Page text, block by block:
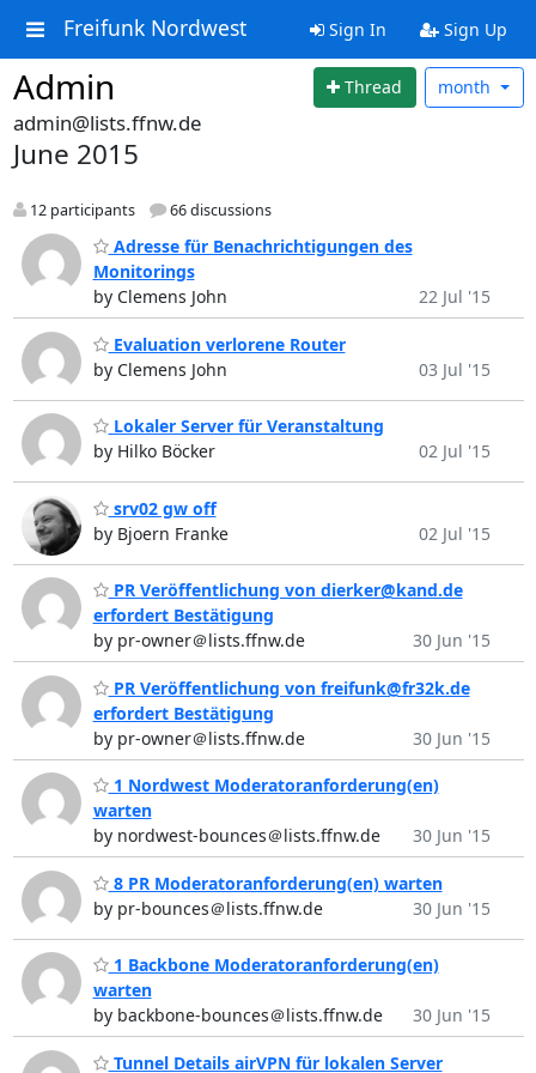
Freifunk Nordwest Sign In Sign Up
Admin Thread month
admin@lists.ffnw.de
June 2015
12 participants 66 discussions
Adresse für Benachrichtigungen des
Monitorings
by Clemens John
22 Jul '15
Evaluation verlorene Router
by Clemens John
03 Jul '15
Lokaler Server für Veranstaltung
by Hilko Böcker
02 Jul '15
srv02 gw off
by Bjoern Franke
02 Jul '15
PR Veröffentlichung von dierker@kand.de
erfordert Bestätigung
by pr-owner＠lists.ffnw.de
30 Jun '15
PR Veröffentlichung von freifunk@fr32k.de
erfordert Bestätigung
by pr-owner＠lists.ffnw.de
30 Jun '15
1 Nordwest Moderatoranforderung(en)
warten
by nordwest-bounces＠lists.ffnw.de
30 Jun '15
8 PR Moderatoranforderung(en) warten
by pr-bounces＠lists.ffnw.de
30 Jun '15
1 Backbone Moderatoranforderung(en)
warten
by backbone-bounces＠lists.ffnw.de
30 Jun '15
Tunnel Details airVPN für lokalen Server